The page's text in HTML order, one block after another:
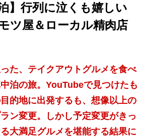
】行列に泣くも嬉しい
ツ屋＆ローカル精肉店
た、テイクアウトグルメを食べ
泊の旅。YouTubeで見つけたも
的地に出発するも、想像以上の
ン変更。しかし予定変更がきっ
大満足グルメを堪能する結果に